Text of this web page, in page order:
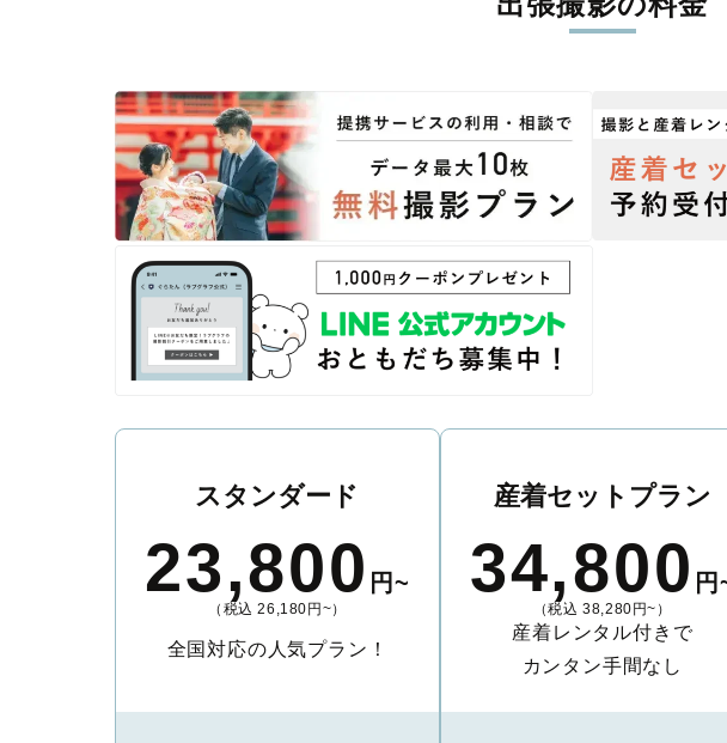
撮影後は、独自の編集技術で写真の明るさや色合いを丁寧に調整。自然な雰
スタンダード
23,800 円~
（税込 26,180円~）
全国対応の人気プラン！
産着セットプラン
34,800 円
（税込 38,280円~）
産着レンタル付きで
カンタン手間なし